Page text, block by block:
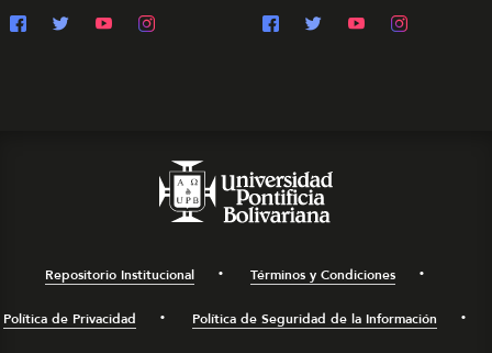
Repositorio Institucional Términos y Condiciones
Política de Privacidad Política de Seguridad de la Información